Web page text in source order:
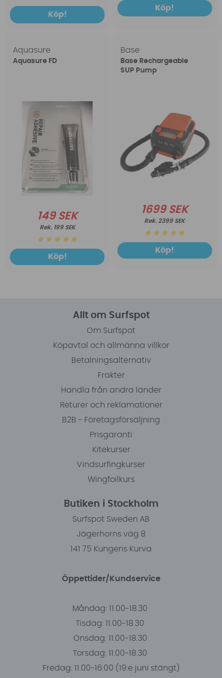
Köp!
Köp!
Aquasure
Aquasure FD
149 SEK
199 SEK
Köp!
Base
Base Rechargeable
SUP Pump
1699 SEK
2399 SEK
Köp!
Allt om Surfspot
Om Surfspot
Köpavtal och allmänna villkor
Betalningsalternativ
Frakter
Handla från andra länder
Returer och reklamationer
B2B - Företagsförsäljning
Prisgaranti
Kitekurser
Vindsurfingkurser
Wingfoilkurs
Butiken i Stockholm
Surfspot Sweden AB
Jägerhorns väg 8
141 75 Kungens Kurva
Öppettider/Kundservice
Måndag: 11.00-18.30
Tisdag: 11.00-18.30
Onsdag: 11.00-18.30
Torsdag: 11.00-18.30
Fredag: 11.00-16:00 (19:e juni stängt)